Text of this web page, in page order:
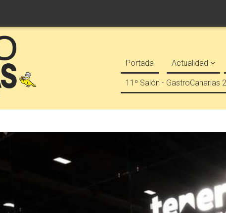
Portada Actualidad
11º Salón - GastroCanarias